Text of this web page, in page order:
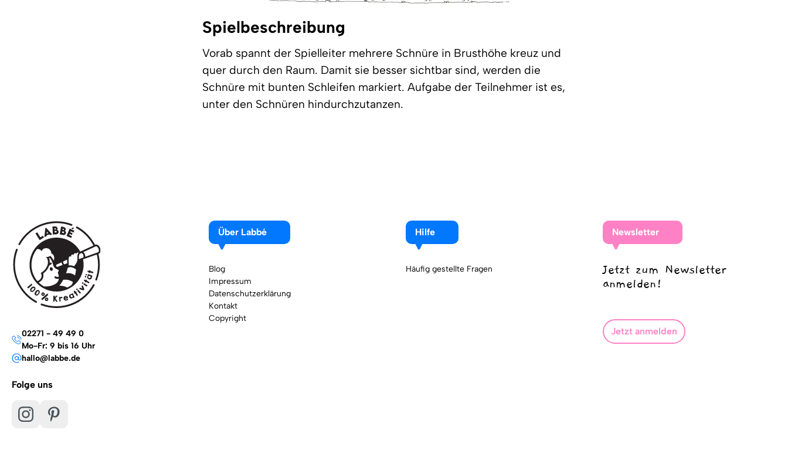
Spielbeschreibung
Vorab spannt der Spielleiter mehrere Schnüre in Brusthöhe kreuz und
quer durch den Raum. Damit sie besser sichtbar sind, werden die
Schnüre mit bunten Schleifen markiert. Aufgabe der Teilnehmer ist es,
unter den Schnüren hindurchzutanzen.
02271 - 49 49 0
Mo-Fr: 9 bis 16 Uhr
hallo@labbe.de
Folge uns
Über Labbé
Blog
Impressum
Datenschutzerklärung
Kontakt
Copyright
Hilfe
Häufig gestellte Fragen
Newsletter
Jetzt zum Newsletter
anmelden!
Jetzt anmelden